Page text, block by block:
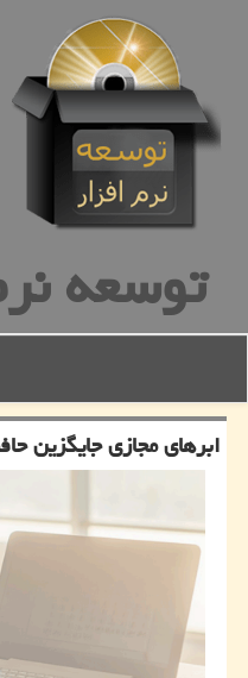
توسعه
ابرهای مجازی جایگزین